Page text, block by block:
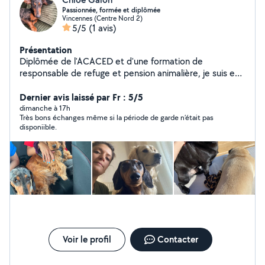
Passionnée, formée et diplômée
Vincennes (Centre Nord 2)
5/5 (1 avis)
Présentation
Diplômée de l'ACACED et d'une formation de
responsable de refuge et pension animalière, je suis en
domicile. Je propose mes services pour garder vos
animaux en toute confiance à Vincennes et aux
alentours de la ville. Disponible tous les jours !
Dernier avis laissé par Fr : 5/5
dimanche à 17h
Très bons échanges même si la période de garde n’était pas
disponiible.
Voir le profil Contacter